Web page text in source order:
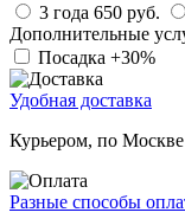
3 года 650 руб.
Дополнительные
Посадка +30%
Удобная доставка
Курьером, по
Разные способы